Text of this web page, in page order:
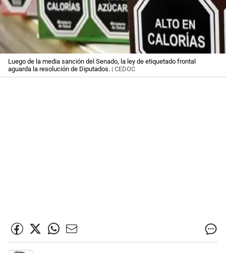
Luego de la media sanción del Senado, la ley de etiquetado frontal
aguarda la resolución de Diputados. | CEDOC